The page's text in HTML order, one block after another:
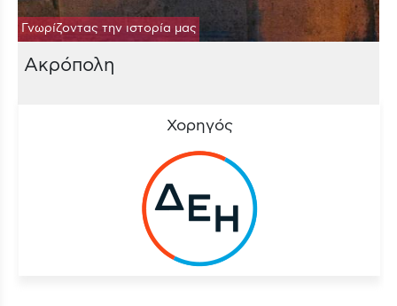
Γνωρίζοντας την ιστορία μας
Ακρόπολη
Χορηγός